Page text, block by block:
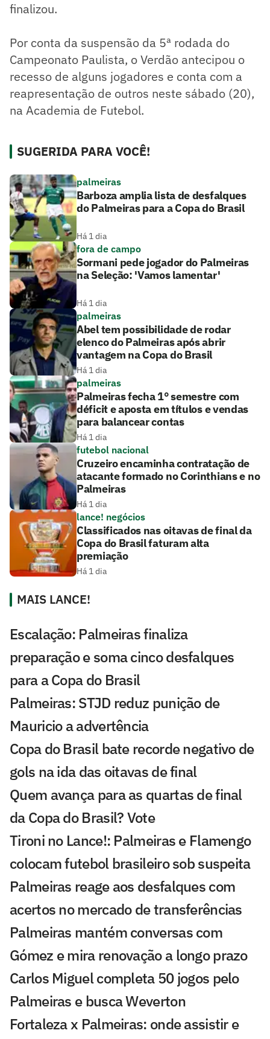
finalizou.
Por conta da suspensão da 5ª rodada do
Campeonato Paulista, o Verdão antecipou o
recesso de alguns jogadores e conta com a
reapresentação de outros neste sábado (20),
na Academia de Futebol.
SUGERIDA PARA VOCÊ!
palmeiras
Barboza amplia lista de desfalques
do Palmeiras para a Copa do Brasil
Há 1 dia
fora de campo
Sormani pede jogador do Palmeiras
na Seleção: 'Vamos lamentar'
Há 1 dia
palmeiras
Abel tem possibilidade de rodar
elenco do Palmeiras após abrir
vantagem na Copa do Brasil
Há 1 dia
palmeiras
Palmeiras fecha 1° semestre com
déficit e aposta em títulos e vendas
para balancear contas
Há 1 dia
futebol nacional
Cruzeiro encaminha contratação de
atacante formado no Corinthians e no
Palmeiras
Há 1 dia
lance! negócios
Classificados nas oitavas de final da
Copa do Brasil faturam alta
premiação
Há 1 dia
MAIS LANCE!
Escalação: Palmeiras finaliza
preparação e soma cinco desfalques
para a Copa do Brasil
Palmeiras: STJD reduz punição de
Mauricio a advertência
Copa do Brasil bate recorde negativo de
gols na ida das oitavas de final
Quem avança para as quartas de final
da Copa do Brasil? Vote
Tironi no Lance!: Palmeiras e Flamengo
colocam futebol brasileiro sob suspeita
Palmeiras reage aos desfalques com
acertos no mercado de transferências
Palmeiras mantém conversas com
Gómez e mira renovação a longo prazo
Carlos Miguel completa 50 jogos pelo
Palmeiras e busca Weverton
Fortaleza x Palmeiras: onde assistir e